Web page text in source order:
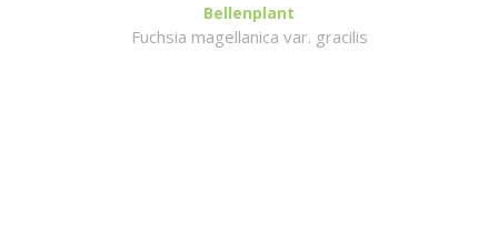
Bellenplant
Fuchsia magellanica var. gracilis